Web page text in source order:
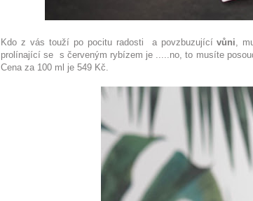
Kdo z vás touží po pocitu radosti a povzbuzujícívůni,
prolínající se s červeným rybízem je .....no, to musíte
Cena za 100 ml je 549 Kč.